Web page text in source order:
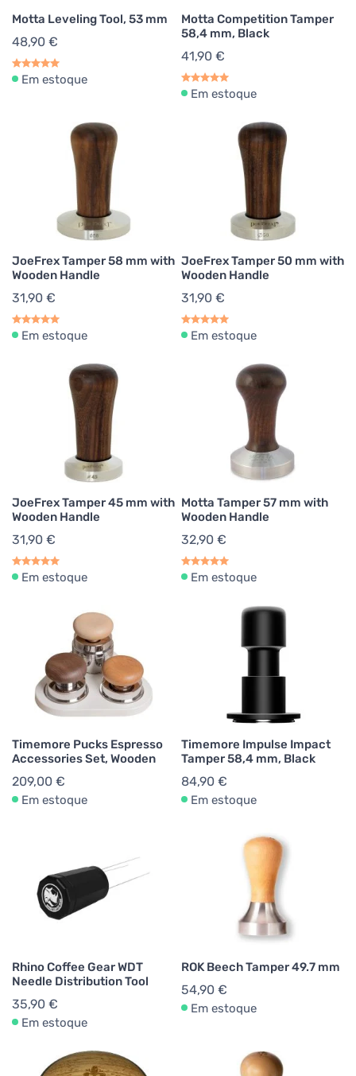
Motta Leveling Tool, 53 mm
48,90 €
Em estoque
Motta Competition Tamper
58,4 mm, Black
41,90 €
Em estoque
JoeFrex Tamper 58 mm with
Wooden Handle
31,90 €
Em estoque
JoeFrex Tamper 50 mm with
Wooden Handle
31,90 €
Em estoque
JoeFrex Tamper 45 mm with
Wooden Handle
31,90 €
Em estoque
Motta Tamper 57 mm with
Wooden Handle
32,90 €
Em estoque
Timemore Pucks Espresso
Accessories Set, Wooden
209,00 €
Em estoque
Timemore Impulse Impact
Tamper 58,4 mm, Black
84,90 €
Em estoque
Rhino Coffee Gear WDT
Needle Distribution Tool
35,90 €
Em estoque
ROK Beech Tamper 49.7 mm
54,90 €
Em estoque